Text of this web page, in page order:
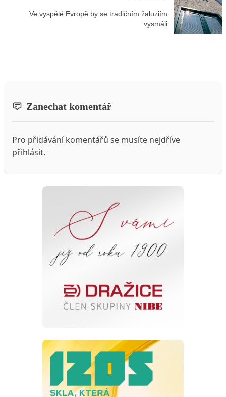
Ve vyspělé Evropě by se tradičním žaluziím
vysmáli
Zanechat komentář
Pro přidávání komentářů se musíte nejdříve
přihlásit.